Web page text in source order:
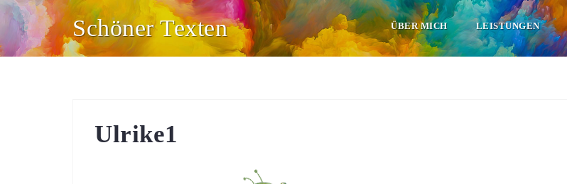
Schöner Texten ÜBER MICH LEISTUNGEN
Ulrike1